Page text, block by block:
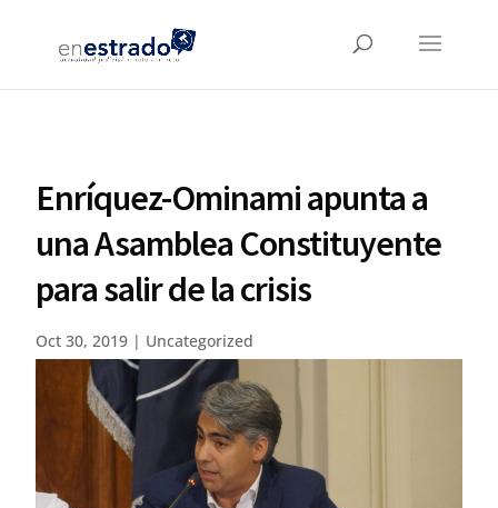
Enríquez-Ominami apunta a
una Asamblea Constituyente
para salir de la crisis
Oct 30, 2019 | Uncategorized